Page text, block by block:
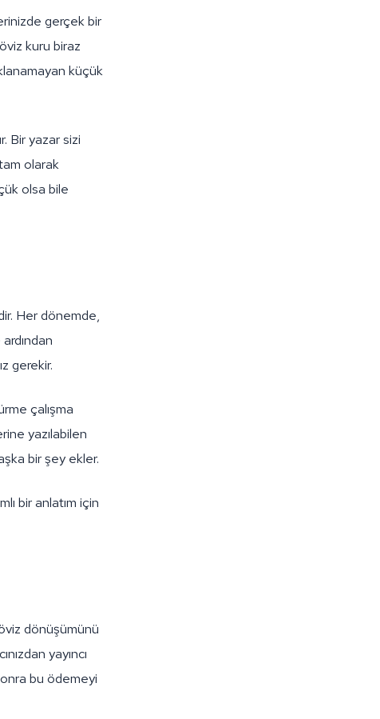
gerçek bir
kuru biraz
küçük
Bir yazar sizi
olarak
olsa bile
Her dönemde,
gerekir.
çalışma
yazılabilen
bir şey ekler.
bir anlatım için
dönüşümünü
yayıncı
bu ödemeyi